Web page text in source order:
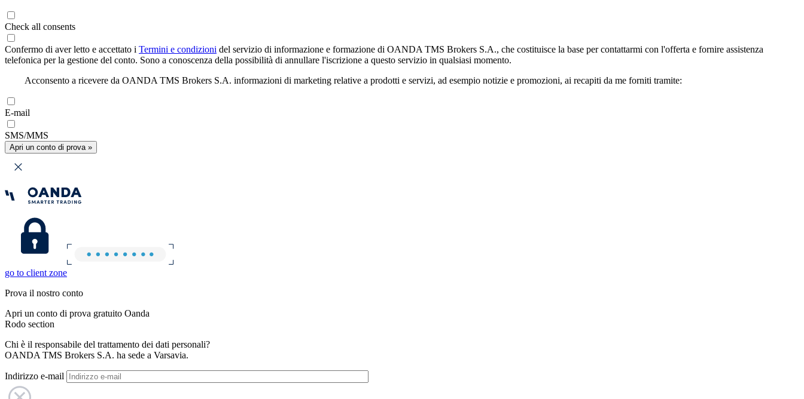
Check all consents
Confermo di aver letto e accettato i Termini e condizioni del servizio di informazione e formazione di OANDA TMS Brokers S.A., che costituisce la base per contattarmi con l'offerta e fornire assistenza
telefonica per la gestione del conto. Sono a conoscenza della possibilità di annullare l'iscrizione a questo servizio in qualsiasi momento.
Acconsento a ricevere da OANDA TMS Brokers S.A. informazioni di marketing relative a prodotti e servizi, ad esempio notizie e promozioni, ai recapiti da me forniti tramite:
E-mail
SMS/MMS
Apri un conto di prova »
go to client zone
Prova il nostro conto
Apri un conto di prova gratuito Oanda
Rodo section
Chi è il responsabile del trattamento dei dati personali?
OANDA TMS Brokers S.A. ha sede a Varsavia.
Indirizzo e-mail